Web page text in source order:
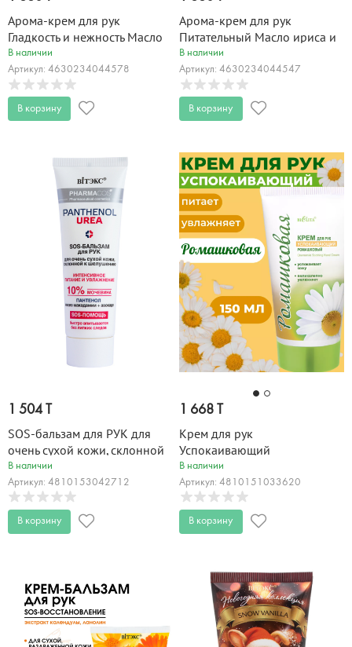
Арома-крем для рук
Гладкость и нежность Масло
подсолнуха Only Bio Art &
Naturall 75 мл
В наличии
Артикул: 4630234044578
В корзину
Арома-крем для рук
Питательный Масло ириса и
бурбонской ванили Only Bio
Art & Naturall 75 мл
В наличии
Артикул: 4630234044547
В корзину
1 504 T
SOS-бальзам для РУК для
очень сухой кожи, склонной
к шелушению PANTHENOL
UREA 75 мл
В наличии
Артикул: 4810153042712
В корзину
1 668 T
Крем для рук
Успокаивающий
РОМАШКОВАЯ 150 мл (н)
В наличии
Артикул: 4810151033620
В корзину